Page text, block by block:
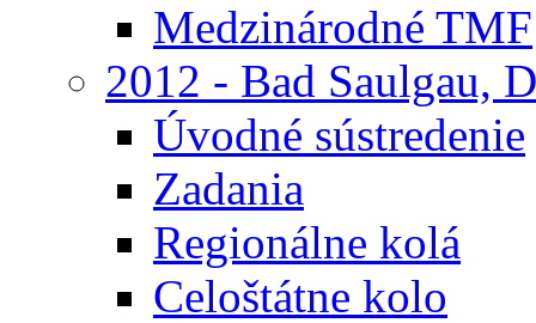
Medzinárodné TMF
2012 - Bad Saulgau,
Úvodné sústredenie
Zadania
Regionálne kolá
Celoštátne kolo